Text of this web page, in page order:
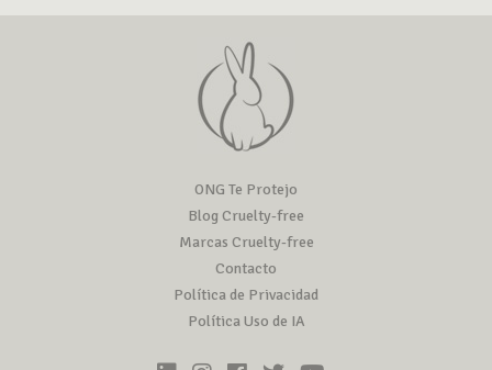
ONG Te Protejo
Blog Cruelty-free
Marcas Cruelty-free
Contacto
Política de Privacidad
Política Uso de IA